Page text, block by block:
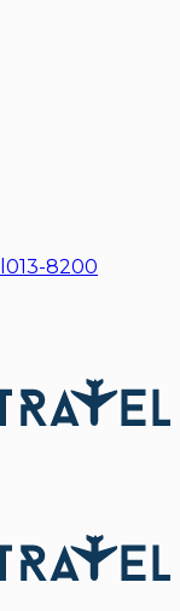
013-8200